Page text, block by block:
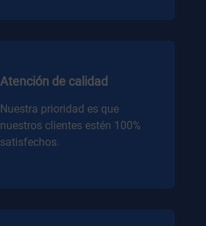
Atención de calidad
Nuestra prioridad es que
nuestros clientes estén 100%
satisfechos.